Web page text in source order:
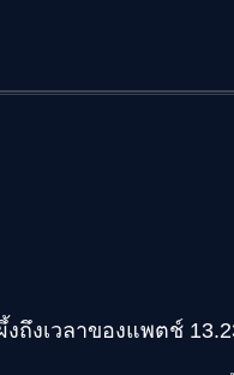
งถึงเวลาของแพตช์